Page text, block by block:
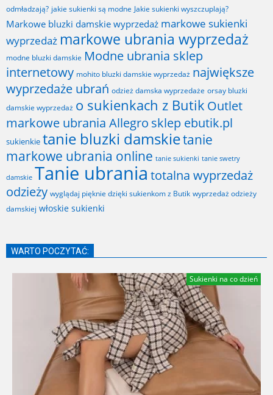
odmładzają? jakie sukienki są modne Jakie sukienki wyszczuplają?
Markowe bluzki damskie wyprzedaż markowe sukienki
wyprzedaż markowe ubrania wyprzedaż
modne bluzki damskie Modne ubrania sklep
internetowy mohito bluzki damskie wyprzedaż największe
wyprzedaże ubrań odzież damska wyprzedaże orsay bluzki
damskie wyprzedaż o sukienkach z Butik Outlet
markowe ubrania Allegro sklep ebutik.pl
sukienkie tanie bluzki damskietanie
markowe ubrania online tanie sukienki tanie swetry
damskie Tanie ubrania totalna wyprzedaż
odzieży wyglądaj pięknie dzięki sukienkom z Butik wyprzedaż odzieży
damskiej włoskie sukienki
WARTO POCZYTAĆ:
Sukienki na co dzień